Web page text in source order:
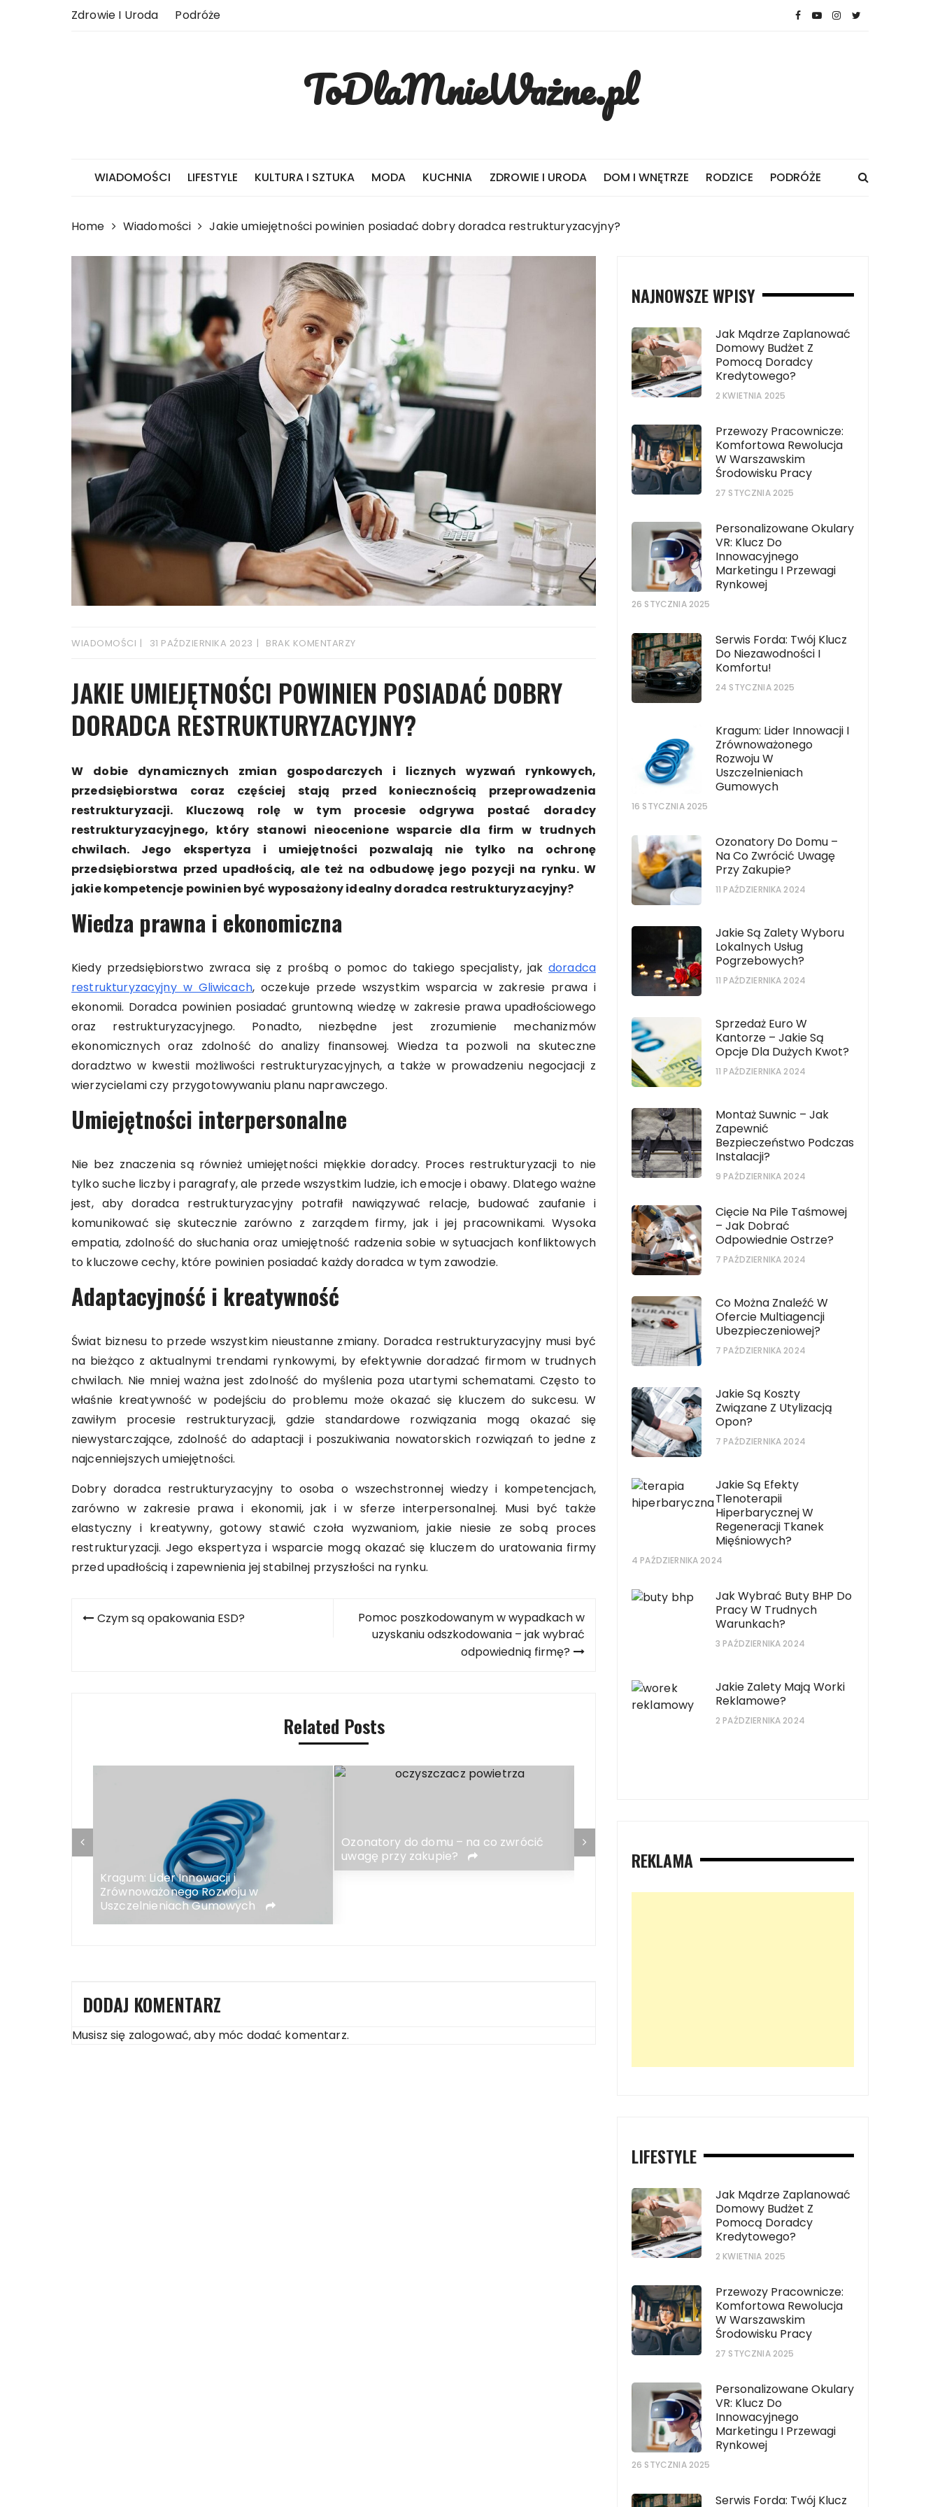
Zdrowie I Uroda Podróże
ToDlaMnieWażne.pl
WIADOMOŚCI LIFESTYLE KULTURA I SZTUKA MODA KUCHNIA ZDROWIE I URODA DOM I WNĘTRZE RODZICE PODRÓŻE
Home Wiadomości Jakie umiejętności powinien posiadać dobry doradca restrukturyzacyjny?
WIADOMOŚCI 31 PAŹDZIERNIKA 2023 BRAK KOMENTARZY
JAKIE UMIEJĘTNOŚCI POWINIEN POSIADAĆ DOBRY
DORADCA RESTRUKTURYZACYJNY?
W dobie dynamicznych zmian gospodarczych i licznych wyzwań rynkowych,
przedsiębiorstwa coraz częściej stają przed koniecznością przeprowadzenia
restrukturyzacji. Kluczową rolę w tym procesie odgrywa postać doradcy
restrukturyzacyjnego, który stanowi nieocenione wsparcie dla firm w trudnych
chwilach. Jego ekspertyza i umiejętności pozwalają nie tylko na ochronę
przedsiębiorstwa przed upadłością, ale też na odbudowę jego pozycji na rynku. W
jakie kompetencje powinien być wyposażony idealny doradca restrukturyzacyjny?
Wiedza prawna i ekonomiczna
Kiedy przedsiębiorstwo zwraca się z prośbą o pomoc do takiego specjalisty, jak doradca
restrukturyzacyjny w Gliwicach, oczekuje przede wszystkim wsparcia w zakresie prawa i
ekonomii. Doradca powinien posiadać gruntowną wiedzę w zakresie prawa upadłościowego
oraz restrukturyzacyjnego. Ponadto, niezbędne jest zrozumienie mechanizmów
ekonomicznych oraz zdolność do analizy finansowej. Wiedza ta pozwoli na skuteczne
doradztwo w kwestii możliwości restrukturyzacyjnych, a także w prowadzeniu negocjacji z
wierzycielami czy przygotowywaniu planu naprawczego.
Umiejętności interpersonalne
Nie bez znaczenia są również umiejętności miękkie doradcy. Proces restrukturyzacji to nie
tylko suche liczby i paragrafy, ale przede wszystkim ludzie, ich emocje i obawy. Dlatego ważne
jest, aby doradca restrukturyzacyjny potrafił nawiązywać relacje, budować zaufanie i
komunikować się skutecznie zarówno z zarządem firmy, jak i jej pracownikami. Wysoka
empatia, zdolność do słuchania oraz umiejętność radzenia sobie w sytuacjach konfliktowych
to kluczowe cechy, które powinien posiadać każdy doradca w tym zawodzie.
Adaptacyjność i kreatywność
Świat biznesu to przede wszystkim nieustanne zmiany. Doradca restrukturyzacyjny musi być
na bieżąco z aktualnymi trendami rynkowymi, by efektywnie doradzać firmom w trudnych
chwilach. Nie mniej ważna jest zdolność do myślenia poza utartymi schematami. Często to
właśnie kreatywność w podejściu do problemu może okazać się kluczem do sukcesu. W
zawiłym procesie restrukturyzacji, gdzie standardowe rozwiązania mogą okazać się
niewystarczające, zdolność do adaptacji i poszukiwania nowatorskich rozwiązań to jedne z
najcenniejszych umiejętności.
Dobry doradca restrukturyzacyjny to osoba o wszechstronnej wiedzy i kompetencjach,
zarówno w zakresie prawa i ekonomii, jak i w sferze interpersonalnej. Musi być także
elastyczny i kreatywny, gotowy stawić czoła wyzwaniom, jakie niesie ze sobą proces
restrukturyzacji. Jego ekspertyza i wsparcie mogą okazać się kluczem do uratowania firmy
przed upadłością i zapewnienia jej stabilnej przyszłości na rynku.
Nawigacja
Czym są opakowania ESD?
Pomoc poszkodowanym w wypadkach w
uzyskaniu odszkodowania – jak wybrać
odpowiednią firmę?
Related Posts
Kragum: Lider Innowacji i
Zrównoważonego Rozwoju w
Uszczelnieniach Gumowych
Ozonatory do domu – na co zwrócić
uwagę przy zakupie?
Jakie są zalety wyboru lokalnych usług
pogrzebowych?
opcje dla dużych
DODAJ KOMENTARZ
Musisz się zalogować, aby móc dodać komentarz.
NAJNOWSZE WPISY
Jak Mądrze Zaplanować
Domowy Budżet Z
Pomocą Doradcy
Kredytowego?
2 KWIETNIA 2025
Przewozy Pracownicze:
Komfortowa Rewolucja
W Warszawskim
Środowisku Pracy
27 STYCZNIA 2025
Personalizowane Okulary
VR: Klucz Do
Innowacyjnego
Marketingu I Przewagi
Rynkowej
26 STYCZNIA 2025
Serwis Forda: Twój Klucz
Do Niezawodności I
Komfortu!
24 STYCZNIA 2025
Kragum: Lider Innowacji I
Zrównoważonego
Rozwoju W
Uszczelnieniach
Gumowych
16 STYCZNIA 2025
Ozonatory Do Domu –
Na Co Zwrócić Uwagę
Przy Zakupie?
11 PAŹDZIERNIKA 2024
Jakie Są Zalety Wyboru
Lokalnych Usług
Pogrzebowych?
11 PAŹDZIERNIKA 2024
Sprzedaż Euro W
Kantorze – Jakie Są
Opcje Dla Dużych Kwot?
11 PAŹDZIERNIKA 2024
Montaż Suwnic – Jak
Zapewnić
Bezpieczeństwo Podczas
Instalacji?
9 PAŹDZIERNIKA 2024
Cięcie Na Pile Taśmowej
– Jak Dobrać
Odpowiednie Ostrze?
7 PAŹDZIERNIKA 2024
Co Można Znaleźć W
Ofercie Multiagencji
Ubezpieczeniowej?
7 PAŹDZIERNIKA 2024
Jakie Są Koszty
Związane Z Utylizacją
Opon?
7 PAŹDZIERNIKA 2024
Jakie Są Efekty
Tlenoterapii
Hiperbarycznej W
Regeneracji Tkanek
Mięśniowych?
4 PAŹDZIERNIKA 2024
Jak Wybrać Buty BHP Do
Pracy W Trudnych
Warunkach?
3 PAŹDZIERNIKA 2024
Jakie Zalety Mają Worki
Reklamowe?
2 PAŹDZIERNIKA 2024
REKLAMA
LIFESTYLE
Jak Mądrze Zaplanować
Domowy Budżet Z
Pomocą Doradcy
Kredytowego?
2 KWIETNIA 2025
Przewozy Pracownicze:
Komfortowa Rewolucja
W Warszawskim
Środowisku Pracy
27 STYCZNIA 2025
Personalizowane Okulary
VR: Klucz Do
Innowacyjnego
Marketingu I Przewagi
Rynkowej
26 STYCZNIA 2025
Serwis Forda: Twój Klucz